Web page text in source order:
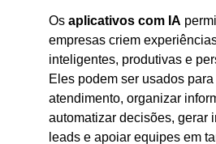
Os aplicativos com IA
empresas criem
inteligentes, produtivas e
Eles podem ser usados
atendimento, organizar
automatizar decisões, gerar
leads e apoiar equipes em